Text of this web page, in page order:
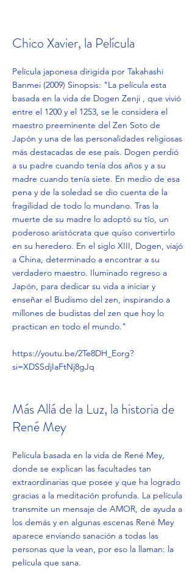
Chico Xavier, la Película
Película japonesa dirigida por Takahashi
Banmei (2009) Sinopsis: "La película esta
basada en la vida de Dogen Zenji , que vivió
entre el 1200 y el 1253, se le considera el
maestro preeminente del Zen Soto de
Japón y una de las personalidades religiosas
más destacadas de ese país. Dogen perdió
a su padre cuando tenía dos años y a su
madre cuando tenía siete. En medio de esa
pena y de la soledad se dio cuenta de la
fragilidad de todo lo mundano. Tras la
muerte de su madre lo adoptó su tío, un
poderoso aristócrata que quiso convertirlo
en su heredero. En el siglo XIII, Dogen, viajó
a China, determinado a encontrar a su
verdadero maestro. Iluminado regreso a
Japón, para dedicar su vida a iniciar y
enseñar el Budismo del zen, inspirando a
millones de budistas del zen que hoy lo
practican en todo el mundo."
https://youtu.be/2Te8DH_Eorg?
si=XDSSdjIaFtNj8gJq
Más Allá de la Luz, la historia de
René Mey
Película basada en la vida de René Mey,
donde se explican las facultades tan
extraordinarias que posee y que ha logrado
gracias a la meditación profunda. La película
transmite un mensaje de AMOR, de ayuda a
los demás y en algunas escenas René Mey
aparece enviando sanación a todas las
personas que la vean, por eso la llaman: la
película que sana.